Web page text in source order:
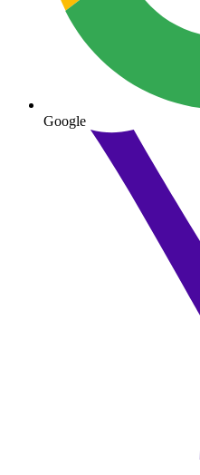
Google